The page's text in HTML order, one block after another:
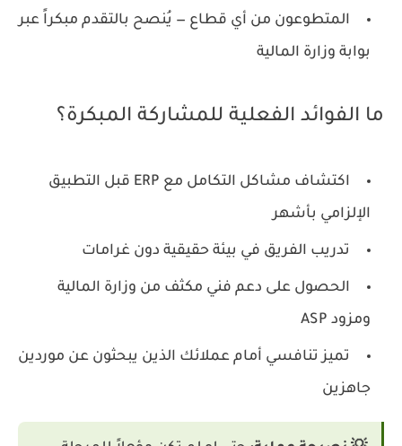
المتطوعون من أي قطاع — يُنصح بالتقدم مبكراً عبر
بوابة وزارة المالية
ما الفوائد الفعلية للمشاركة المبكرة؟
اكتشاف مشاكل التكامل مع ERP قبل التطبيق
الإلزامي بأشهر
تدريب الفريق في بيئة حقيقية دون غرامات
الحصول على دعم فني مكثف من وزارة المالية
ومزود ASP
تميز تنافسي أمام عملائك الذين يبحثون عن موردين
جاهزين